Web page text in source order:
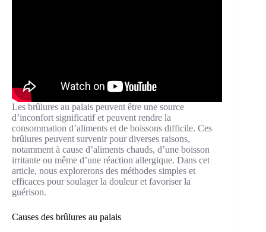
Les brûlures au palais peuvent être une source
d’inconfort significatif et peuvent rendre la
consommation d’aliments et de boissons difficile. Ces
brûlures peuvent survenir pour diverses raisons,
notamment à cause d’aliments chauds, d’une boisson
irritante ou même d’une réaction allergique. Dans cet
article, nous explorerons des méthodes simples et
efficaces pour soulager la douleur et favoriser la
guérison.
Causes des brûlures au palais